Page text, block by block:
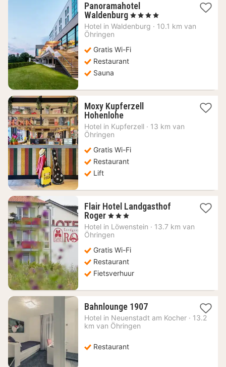
Panoramahotel
Waldenburg 1
nacht
vanaf
€
, 4 Sterren
Hotel in Waldenburg · 10.1 km van
Öhringen
Gratis Wi-Fi
Restaurant
Sauna
Moxy Kupferzell
Hohenlohe1
nacht
€
Hotel in Kupferzell · 13 km van
Öhringen
Gratis Wi-Fi
Restaurant
Lift
Flair Hotel Landgasthof
Roger 1
nacht
vanaf
€
, 3 Sterren
Hotel in Löwenstein · 13.7 km van
Öhringen
Gratis Wi-Fi
Restaurant
Fietsverhuur
Bahnlounge 19071
nacht
Hotel in Neuenstadt am Kocher · 13.2
km van Öhringen
Restaurant